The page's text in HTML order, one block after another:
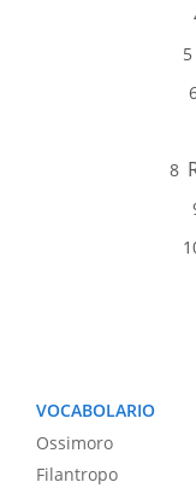
VOCABOLARIO
Ossimoro
Filantropo